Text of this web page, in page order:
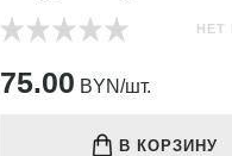
НЕТ
75.00 BYN/шт.
В КОРЗИНУ